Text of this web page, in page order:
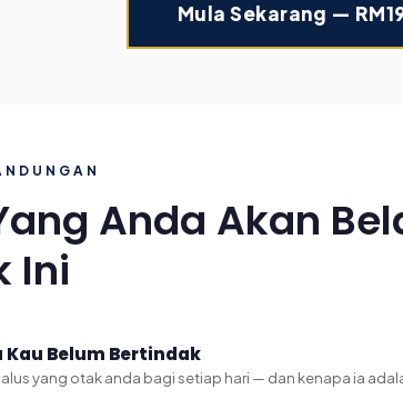
Mula Sekarang —
Anda Akan
Ini
Kau Belum Bertindak
yang otak anda bagi setiap hari — dan kenapa ia